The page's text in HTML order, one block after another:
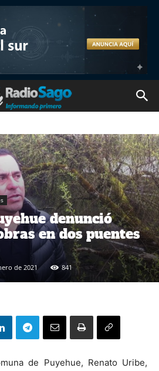
denunció
en dos puentes
de 2021 841
de Puyehue, Renato Uribe,